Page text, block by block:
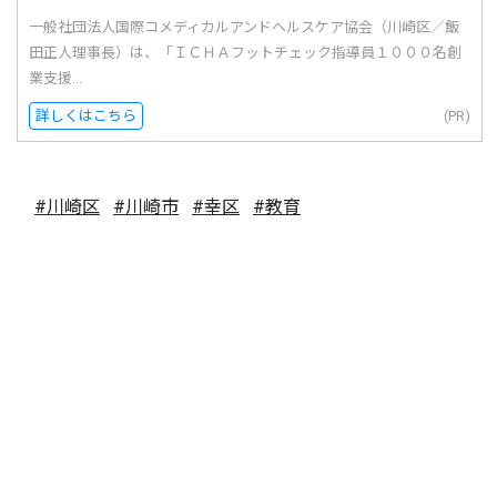
一般社団法人国際コメディカルアンドヘルスケア協会（川崎区／飯
田正人理事長）は、「ＩＣＨＡフットチェック指導員１０００名創
業支援...
詳しくはこちら (PR)
#川崎区 #川崎市 #幸区 #教育